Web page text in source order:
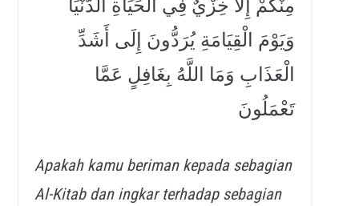
مِنْكُمْ إِلَّا خِزْيٌ فِي الْحَيَاةِ الدُّنْيَا
وَيَوْمَ الْقِيَامَةِ يُرَدُّونَ إِلَى أَشَدِّ
الْعَذَابِ وَمَا اللَّهُ بِغَافِلٍ عَمَّا
تَعْمَلُونَ
Apakah kamu beriman kepada sebagian
Al-Kitab dan ingkar terhadap sebagian